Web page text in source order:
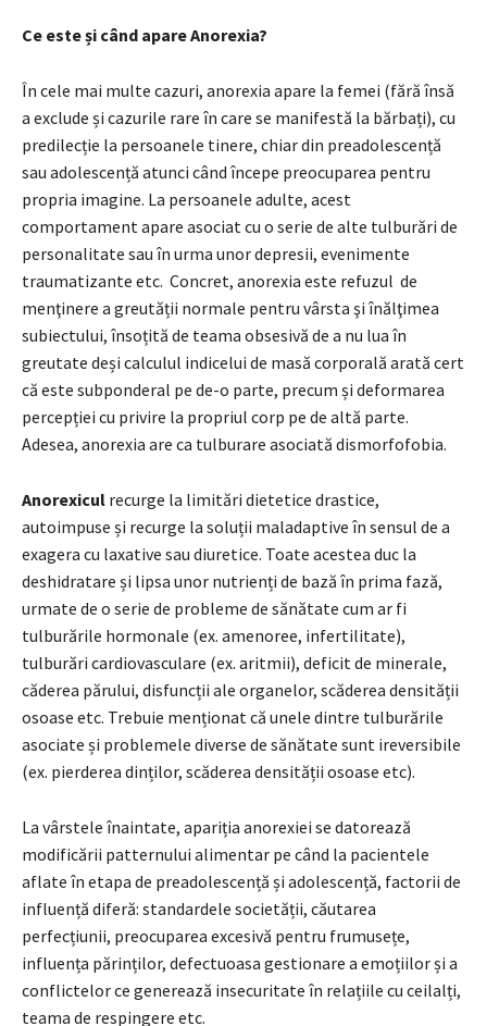
Ce este și când apare Anorexia?
În cele mai multe cazuri, anorexia apare la femei (fără însă
a exclude și cazurile rare în care se manifestă la bărbați), cu
predilecție la persoanele tinere, chiar din preadolescență
sau adolescență atunci când începe preocuparea pentru
propria imagine. La persoanele adulte, acest
comportament apare asociat cu o serie de alte tulburări de
personalitate sau în urma unor depresii, evenimente
traumatizante etc. Concret, anorexia este refuzul de
menţinere a greutății normale pentru vârsta şi înălţimea
subiectului, însoțită de teama obsesivă de a nu lua în
greutate deși calculul indicelui de masă corporală arată cert
că este subponderal pe de-o parte, precum și deformarea
percepției cu privire la propriul corp pe de altă parte.
Adesea, anorexia are ca tulburare asociată dismorfofobia.
Anorexicul recurge la limitări dietetice drastice,
autoimpuse și recurge la soluții maladaptive în sensul de a
exagera cu laxative sau diuretice. Toate acestea duc la
deshidratare și lipsa unor nutrienți de bază în prima fază,
urmate de o serie de probleme de sănătate cum ar fi
tulburările hormonale (ex. amenoree, infertilitate),
tulburări cardiovasculare (ex. aritmii), deficit de minerale,
căderea părului, disfuncții ale organelor, scăderea densității
osoase etc. Trebuie menționat că unele dintre tulburările
asociate și problemele diverse de sănătate sunt ireversibile
(ex. pierderea dinților, scăderea densității osoase etc).
La vârstele înaintate, apariția anorexiei se datorează
modificării patternului alimentar pe când la pacientele
aflate în etapa de preadolescență și adolescență, factorii de
influență diferă: standardele societății, căutarea
perfecțiunii, preocuparea excesivă pentru frumusețe,
influența părinților, defectuoasa gestionare a emoțiilor și a
conflictelor ce generează insecuritate în relațiile cu ceilalți,
teama de respingere etc.